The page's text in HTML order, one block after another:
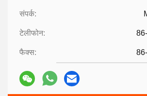
संपर्क:
टेलीफोन:
फैक्स: